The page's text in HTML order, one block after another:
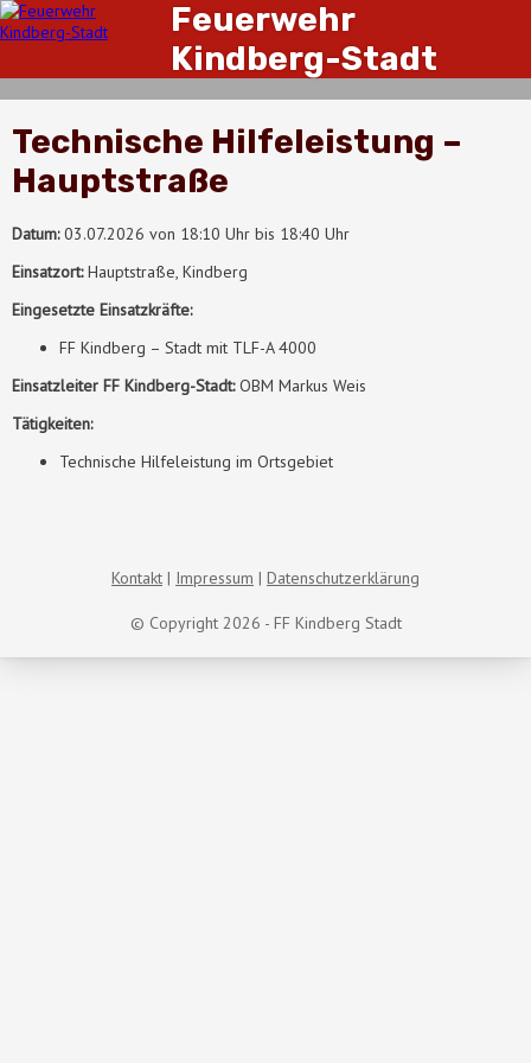
Feuerwehr
Kindberg-Stadt
Technische Hilfeleistung –
Hauptstraße
Datum:03.07.2026 von 18:10 Uhr bis 18:40 Uhr
Einsatzort:Hauptstraße, Kindberg
Eingesetzte Einsatzkräfte:
FF Kindberg – Stadt mit TLF-A 4000
Einsatzleiter FF Kindberg-Stadt:OBM Markus Weis
Tätigkeiten:
Technische Hilfeleistung im Ortsgebiet
© Copyright 2026 - FF Kindberg Stadt
Kontakt Impressum Datenschutzerklärung